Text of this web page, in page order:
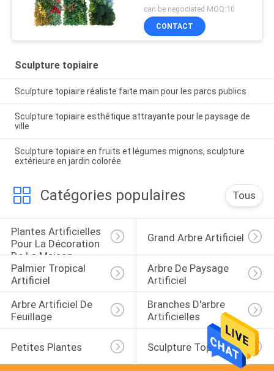
commande artificiel UV
de Decoraion
can be negociated MOQ:10
CONTACT
Sculpture topiaire
Sculpture topiaire réaliste faite main pour les parcs publics
Sculpture topiaire esthétique attrayante pour le paysage de
ville
Sculpture topiaire en fruits et légumes mignons, sculpture
extérieure en jardin colorée
Catégories populaires Tous
Plantes Artificielles
Pour La Décoration
De La Maison
Grand Arbre Artificiel
Palmier Tropical
Artificiel
Arbre De Paysage
Artificiel
Arbre Artificiel De
Feuillage
Branches D'arbre
Artificielles
Petites Plantes Sculpture Topiaire